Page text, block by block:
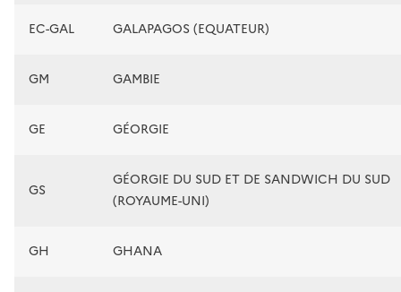
EC-GAL GALAPAGOS (EQUATEUR)
GM GAMBIE
GE GÉORGIE
GS
GÉORGIE DU SUD ET DE SANDWICH DU SUD
(ROYAUME-UNI)
GH GHANA